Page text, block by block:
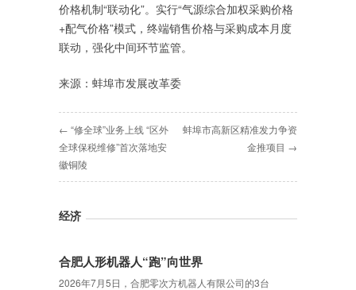
价格机制“联动化”。实行“气源综合加权采购价格
+配气价格”模式，终端销售价格与采购成本月度
联动，强化中间环节监管。
来源：蚌埠市发展改革委
← “修全球”业务上线 “区外
全球保税维修”首次落地安
徽铜陵
蚌埠市高新区精准发力争资
金推项目 →
经济
合肥人形机器人“跑”向世界
2026年7月5日，合肥零次方机器人有限公司的3台